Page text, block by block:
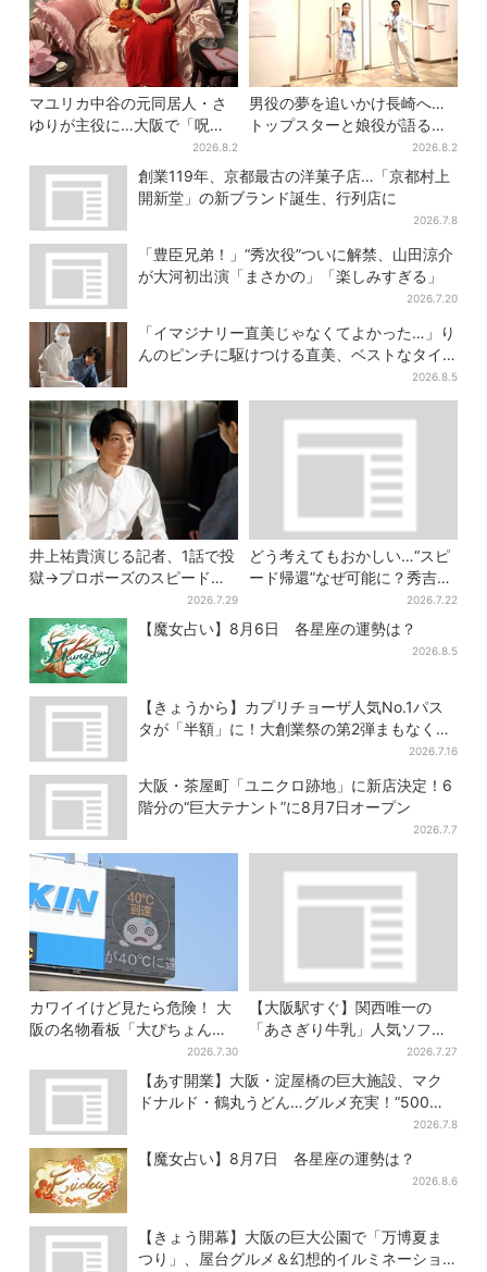
マユリカ中谷の元同居人・さ
ゆりが主役に…大阪で「呪物
展」開催、コンセプトは“呪物
たちのお茶会”
2026.8.2
男役の夢を追いかけ長崎へ…
トップスターと娘役が語る
「ハウステンボス歌劇団」と
は？大阪で初公演開催
2026.8.2
創業119年、京都最古の洋菓子店…「京都村上
開新堂」の新ブランド誕生、行列店に
2026.7.8
「豊臣兄弟！」“秀次役”ついに解禁、山田涼介
が大河初出演「まさかの」「楽しみすぎる」
2026.7.20
「イマジナリー直美じゃなくてよかった…」り
んのピンチに駆けつける直美、ベストなタイ
2026.8.5
井上祐貴演じる記者、1話で投
獄→プロポーズのスピード感
に視聴者驚き「横沢さんだけ
怒涛すぎる」
2026.7.29
どう考えてもおかしい…“スピ
ード帰還”なぜ可能に？秀吉が
噂した、3人目の謀反人【豊臣
兄弟】
2026.7.22
【魔女占い】8月6日 各星座の運勢は？
2026.8.5
【きょうから】カプリチョーザ人気No.1パス
タが「半額」に！大創業祭の第2弾まもなくス
2026.7.16
大阪・茶屋町「ユニクロ跡地」に新店決定！6
階分の“巨大テナント”に8月7日オープン
2026.7.7
カワイイけど見たら危険！ 大
阪の名物看板「大ぴちょんく
ん」に異変、青→真っ黒に…
2026.7.30
【大阪駅すぐ】関西唯一の
「あさぎり牛乳」人気ソフト
クリームが進化…ここだけの
新メニューも仲間入り
2026.7.27
【あす開業】大阪・淀屋橋の巨大施設、マク
ドナルド・鶴丸うどん…グルメ充実！“500円
2026.7.8
【魔女占い】8月7日 各星座の運勢は？
2026.8.6
【きょう開幕】大阪の巨大公園で「万博夏ま
つり」、屋台グルメ＆幻想的イルミネーショ